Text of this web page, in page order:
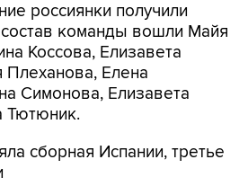
россиянки получили
команды вошли Майя
Коссова, Елизавета
Елена
Симонова, Елизавета
Тютюник.
сборная Испании, третье